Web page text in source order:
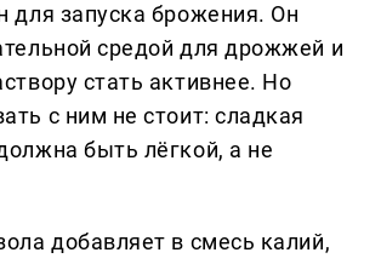
для запуска брожения. Он
средой для дрожжей и
стать активнее. Но
с ним не стоит: сладкая
быть лёгкой, а не
добавляет в смесь калий,